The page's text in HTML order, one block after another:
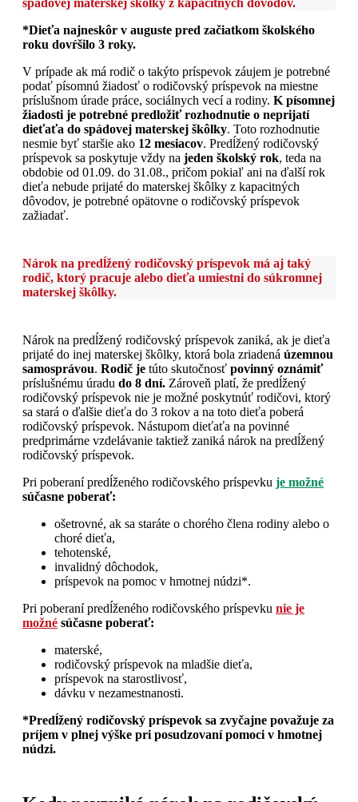
spádovej materskej škôlky z kapacitných dôvodov.
*Dieťa najneskôr v auguste pred začiatkom školského
roku dovŕšilo 3 roky.
V prípade ak má rodič o takýto príspevok záujem je potrebné
podať písomnú žiadosť o rodičovský príspevok na miestne
príslušnom úrade práce, sociálnych vecí a rodiny. K písomnej
žiadosti je potrebné predložiť rozhodnutie o neprijatí
dieťaťa do spádovej materskej škôlky. Toto rozhodnutie
nesmie byť staršie ako 12 mesiacov. Predĺžený rodičovský
príspevok sa poskytuje vždy na jeden školský rok, teda na
obdobie od 01.09. do 31.08., pričom pokiaľ ani na ďalší rok
dieťa nebude prijaté do materskej škôlky z kapacitných
dôvodov, je potrebné opätovne o rodičovský príspevok
zažiadať.
Nárok na predĺžený rodičovský príspevok má aj taký
rodič, ktorý pracuje alebo dieťa umiestni do súkromnej
materskej škôlky.
Nárok na predĺžený rodičovský príspevok zaniká, ak je dieťa
prijaté do inej materskej škôlky, ktorá bola zriadená územnou
samosprávou. Rodič je túto skutočnosť povinný oznámiť
príslušnému úradu do 8 dní. Zároveň platí, že predĺžený
rodičovský príspevok nie je možné poskytnúť rodičovi, ktorý
sa stará o ďalšie dieťa do 3 rokov a na toto dieťa poberá
rodičovský príspevok. Nástupom dieťaťa na povinné
predprimárne vzdelávanie taktiež zaniká nárok na predĺžený
rodičovský príspevok.
Pri poberaní predĺženého rodičovského príspevku je možné
súčasne poberať:
ošetrovné, ak sa staráte o chorého člena rodiny alebo o
choré dieťa,
tehotenské,
invalidný dôchodok,
príspevok na pomoc v hmotnej núdzi*.
Pri poberaní predĺženého rodičovského príspevku nie je
možné súčasne poberať:
materské,
rodičovský príspevok na mladšie dieťa,
príspevok na starostlivosť,
dávku v nezamestnanosti.
*Predĺžený rodičovský príspevok sa zvyčajne považuje za
príjem v plnej výške pri posudzovaní pomoci v hmotnej
núdzi.